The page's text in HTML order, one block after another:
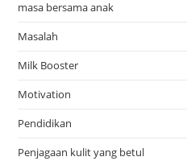
masa bersama anak
Masalah
Milk Booster
Motivation
Pendidikan
Penjagaan kulit yang betul